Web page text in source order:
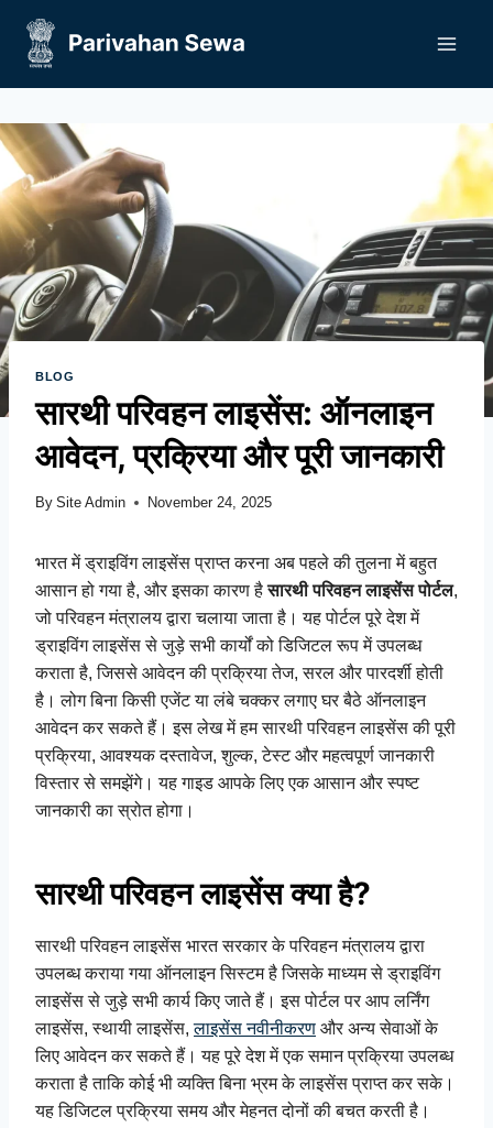
content
BLOG
सारथी परिवहन लाइसेंस: ऑनलाइन
आवेदन, प्रक्रिया और पूरी जानकारी
By Site Admin November 24, 2025
भारत में ड्राइविंग लाइसेंस प्राप्त करना अब पहले की तुलना में बहुत
आसान हो गया है, और इसका कारण हैसारथी परिवहन लाइसेंस पोर्टल,
जो परिवहन मंत्रालय द्वारा चलाया जाता है। यह पोर्टल पूरे देश में
ड्राइविंग लाइसेंस से जुड़े सभी कार्यों को डिजिटल रूप में उपलब्ध
कराता है, जिससे आवेदन की प्रक्रिया तेज, सरल और पारदर्शी होती
है। लोग बिना किसी एजेंट या लंबे चक्कर लगाए घर बैठे ऑनलाइन
आवेदन कर सकते हैं। इस लेख में हम सारथी परिवहन लाइसेंस की पूरी
प्रक्रिया, आवश्यक दस्तावेज, शुल्क, टेस्ट और महत्वपूर्ण जानकारी
विस्तार से समझेंगे। यह गाइड आपके लिए एक आसान और स्पष्ट
जानकारी का स्रोत होगा।
सारथी परिवहन लाइसेंस क्या है?
सारथी परिवहन लाइसेंस भारत सरकार के परिवहन मंत्रालय द्वारा
उपलब्ध कराया गया ऑनलाइन सिस्टम है जिसके माध्यम से ड्राइविंग
लाइसेंस से जुड़े सभी कार्य किए जाते हैं। इस पोर्टल पर आप लर्निंग
लाइसेंस, स्थायी लाइसेंस,लाइसेंस नवीनीकरण और अन्य सेवाओं के
लिए आवेदन कर सकते हैं। यह पूरे देश में एक समान प्रक्रिया उपलब्ध
कराता है ताकि कोई भी व्यक्ति बिना भ्रम के लाइसेंस प्राप्त कर सके।
यह डिजिटल प्रक्रिया समय और मेहनत दोनों की बचत करती है।